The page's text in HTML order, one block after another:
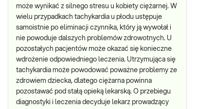
może wynikać z silnego stresu u kobiety ciężarnej. W
wielu przypadkach tachykardia u płodu ustępuje
samoistnie po eliminacji czynnika, który ją wywołał i
nie powoduje dalszych problemów zdrowotnych. U
pozostałych pacjentów może okazać się konieczne
wdrożenie odpowiedniego leczenia. Utrzymująca się
tachykardia może powodować poważne problemy ze
zdrowiem dziecka, dlatego ciężarna powinna
pozostawać pod stałą opieką lekarską. O przebiegu
diagnostyki i leczenia decyduje lekarz prowadzący